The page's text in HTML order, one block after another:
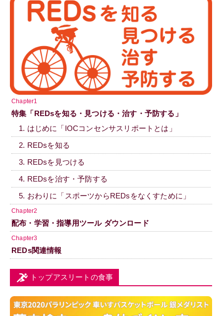
Chapter1
特集「REDsを知る・見つける・治す・予防する」
1. はじめに「IOCコンセンサスリポートとは」
2. REDsを知る
3. REDsを見つける
4. REDsを治す・予防する
5. おわりに「スポーツからREDsをなくすために」
Chapter2
配布・学習・指導用ツール ダウンロード
Chapter3
REDs関連情報
トップアスリートの食事